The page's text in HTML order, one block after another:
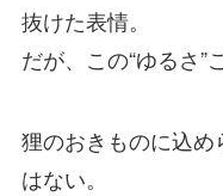
抜けた表情。
だが、この“ゆるさ”
狸のおきものに込
はない。